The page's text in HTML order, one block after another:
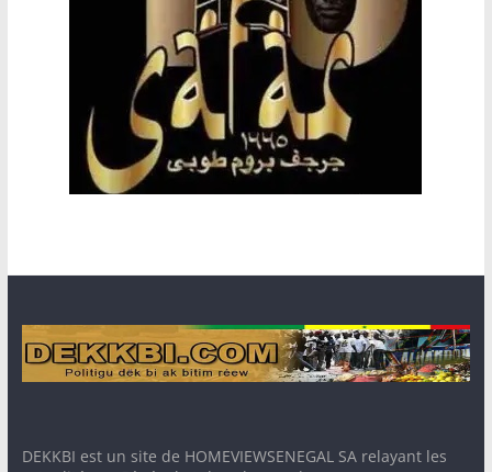
DEKKBI est un site de HOMEVIEWSENEGAL SA relayant les